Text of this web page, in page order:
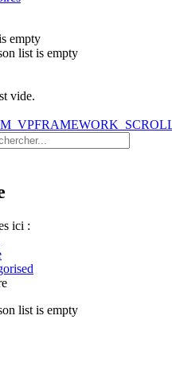
empty
list is empty
vide.
ici :
list is empty